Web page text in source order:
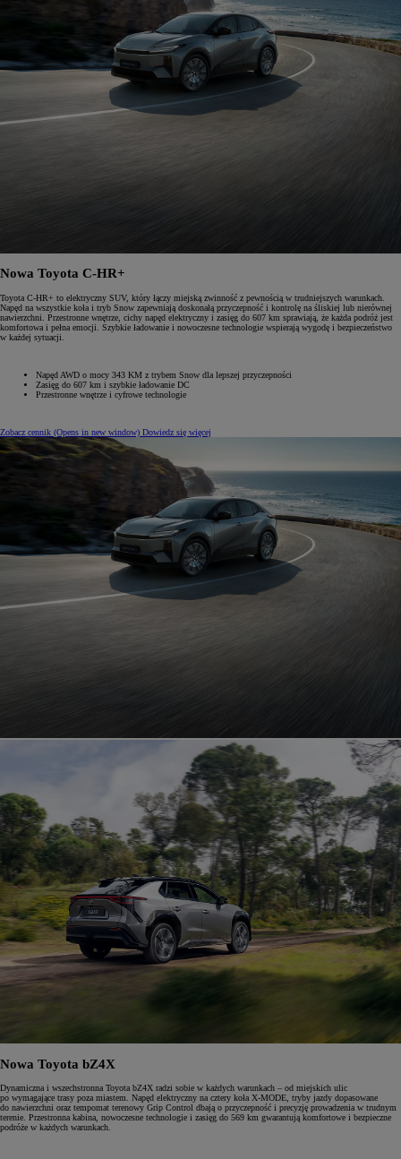
Nowa Toyota C-HR+
Toyota C-HR+ to elektryczny SUV, który łączy miejską zwinność z pewnością w trudniejszych warunkach.
Napęd na wszystkie koła i tryb Snow zapewniają doskonałą przyczepność i kontrolę na śliskiej lub nierównej
nawierzchni. Przestronne wnętrze, cichy napęd elektryczny i zasięg do 607 km sprawiają, że każda podróż jest
komfortowa i pełna emocji. Szybkie ładowanie i nowoczesne technologie wspierają wygodę i bezpieczeństwo
w każdej sytuacji.
Napęd AWD o mocy 343 KM z trybem Snow dla lepszej przyczepności
Zasięg do 607 km i szybkie ładowanie DC
Przestronne wnętrze i cyfrowe technologie
Zobacz cennik (Opens in new window) Dowiedz się więcej
Nowa Toyota bZ4X
Dynamiczna i wszechstronna Toyota bZ4X radzi sobie w każdych warunkach – od miejskich ulic
po wymagające trasy poza miastem. Napęd elektryczny na cztery koła X-MODE, tryby jazdy dopasowane
do nawierzchni oraz tempomat terenowy Grip Control dbają o przyczepność i precyzję prowadzenia w trudnym
terenie. Przestronna kabina, nowoczesne technologie i zasięg do 569 km gwarantują komfortowe i bezpieczne
podróże w każdych warunkach.